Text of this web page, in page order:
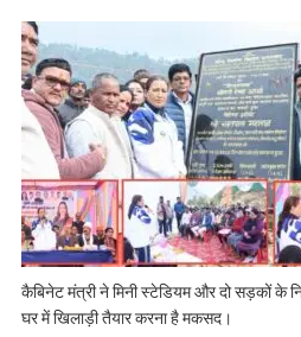
कैबिनेट मंत्री ने मिनी स्टेडियम और दो सड़कों के
घर में खिलाड़ी तैयार करना है मकसद।